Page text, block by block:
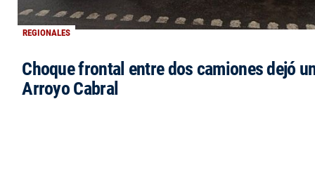
REGIONALES
Choque frontal entre dos camiones dejó
Arroyo Cabral